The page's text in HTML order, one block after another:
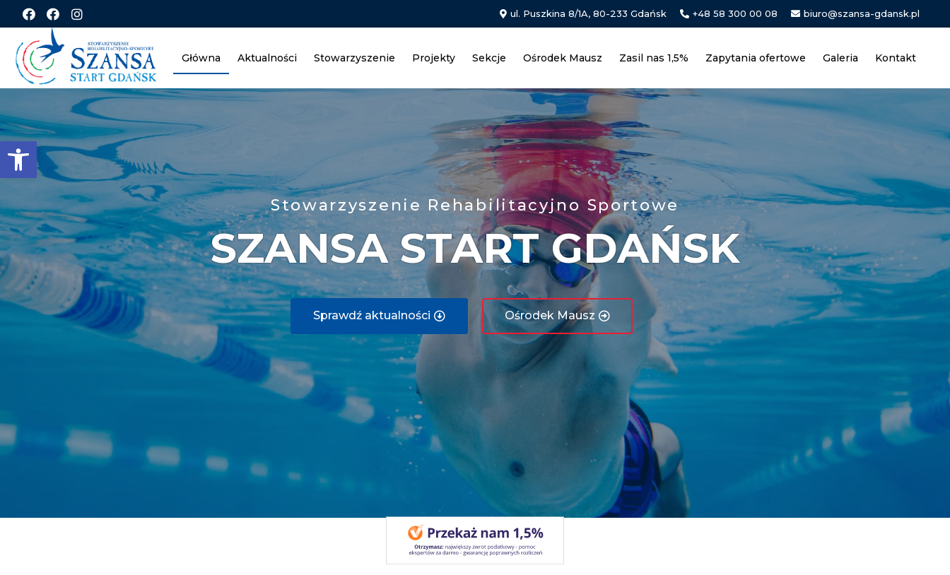
Open toolbar
ul. Puszkina 8/1A, 80-233 Gdańsk +48 58 300 00 08 biuro@szansa-gdansk.pl
Główna Aktualności Stowarzyszenie Projekty Sekcje Ośrodek Mausz Zasil nas 1,5% Zapytania ofertowe Galeria Kontakt
Stowarzyszenie Rehabilitacyjno Sportowe
SZANSA START GDAŃSK
Sprawdź aktualności Ośrodek Mausz